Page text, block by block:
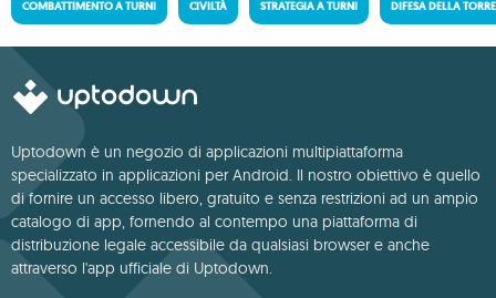
COMBATTIMENTO A TURNI CIVILTÀ STRATEGIA A TURNI DIFESA DELLA
Uptodown è un negozio di applicazioni multipiattaforma
specializzato in applicazioni per Android. Il nostro obiettivo è quello
di fornire un accesso libero, gratuito e senza restrizioni ad un ampio
catalogo di app, fornendo al contempo una piattaforma di
distribuzione legale accessibile da qualsiasi browser e anche
attraverso l'app ufficiale di Uptodown.